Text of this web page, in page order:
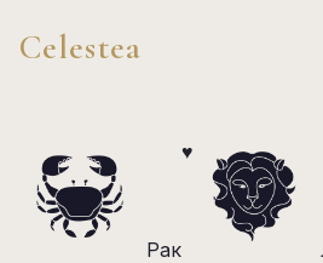
Celestea
Рак
♥